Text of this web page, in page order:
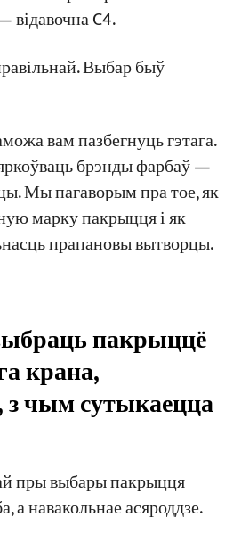
працы — высокая
харчовая
нанесена пакрыццё:
спіс прыёмкі для
падрыхтоўкі паверхні
кліматычных умоў
сухой плёнкі (ТПС)
на адгезію
дэфекты пакрыцця —
відавочна C4.
Выбар быў
вам пазбегнуць гэтага.
брэнды фарбаў —
Мы пагаворым пра тое, як
марку пакрыцця і як
прапановы вытворцы.
пакрыццё
крана,
з чым сутыкаецца
пры выбары пакрыцця
а навакольнае асяроддзе.